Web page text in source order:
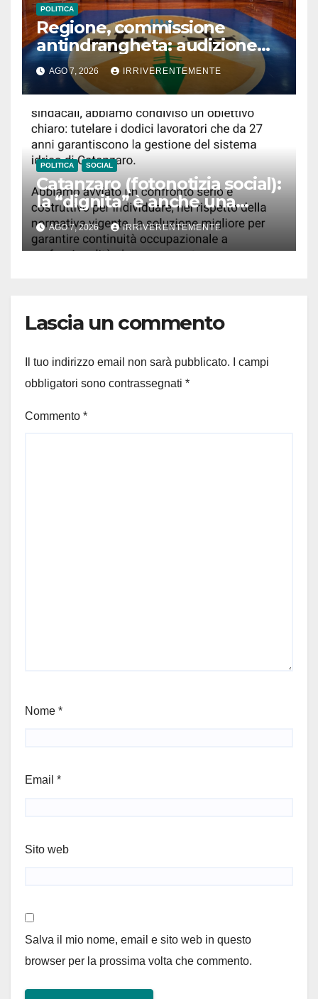
POLITICA
Regione, commissione
antindrangheta: audizione
Rodi Morabito. Coraggio
denuncia e vicinanza
istituzioni
AGO 7, 2026 IRRIVERENTEMENTE
POLITICA SOCIAL
Catanzaro (fotonotizia social):
la “dignita” è anche una
questione di… accenti. Ma
Fiorita, infastidito da disastro
“bollette acqua pazze e fuori
AGO 7, 2026 IRRIVERENTEMENTE
Lascia un commento
Il tuo indirizzo email non sarà pubblicato.
I campi
obbligatori sono contrassegnati *
Commento *
Nome *
Email *
Sito web
Salva il mio nome, email e sito web in questo
browser per la prossima volta che commento.